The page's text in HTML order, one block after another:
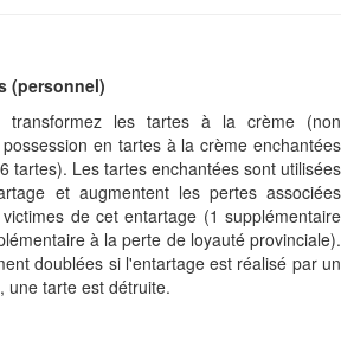
(personnel)
les tartes à la crème (non
en tartes à la crème enchantées
tartes). Les tartes enchantées sont utilisées
et augmentent les pertes associées
de cet entartage (1 supplémentaire
à la perte de loyauté provinciale).
doublées si l'entartage est réalisé par un
une tarte est détruite.